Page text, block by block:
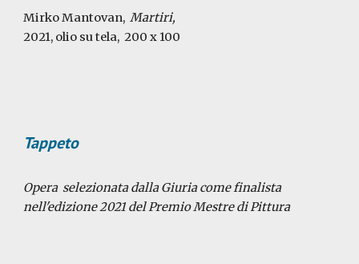
Mirko Mantovan, Martiri,
2021, olio su tela, 200 x 100
Tappeto
Opera selezionata dalla Giuria come finalista
nell'edizione 2021 del Premio Mestre di Pittura